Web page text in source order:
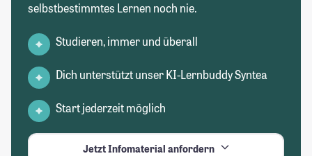
selbstbestimmtes Lernen noch nie.
Studieren, immer und überall
Dich unterstützt unser KI-Lernbuddy Syntea
Start jederzeit möglich
Jetzt Infomaterial anfordern